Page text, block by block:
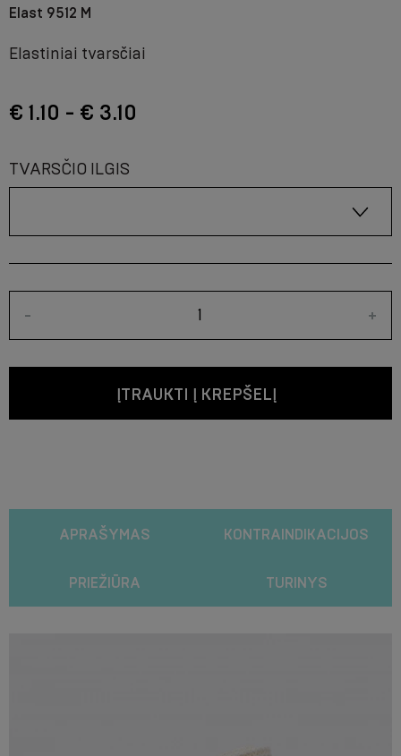
Elast 9512 M
Elastiniai tvarsčiai
€ 1.10 - € 3.10
TVARSČIO ILGIS
- +
ĮTRAUKTI Į KREPŠELĮ
APRAŠYMAS KONTRAINDIKACIJOS
PRIEŽIŪRA TURINYS